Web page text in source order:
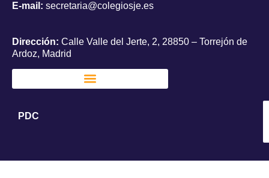
E-mail: secretaria@colegiosje.es
Dirección: Calle Valle del Jerte, 2, 28850 – Torrejón de
Ardoz, Madrid
PDC